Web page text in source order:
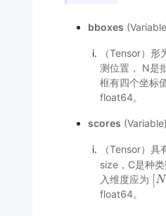
bboxes
（Tensor）
测位置， N是
框有四个坐标
float64。
scores
（Tensor）
size，C是种
入维度应为 [N
N,
float64。